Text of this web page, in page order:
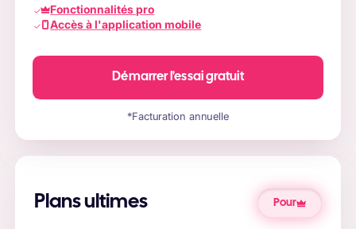
Fonctionnalités pro
Accès à l'application mobile
Démarrer l'essai gratuit
*Facturation annuelle
Plans ultimes Pour